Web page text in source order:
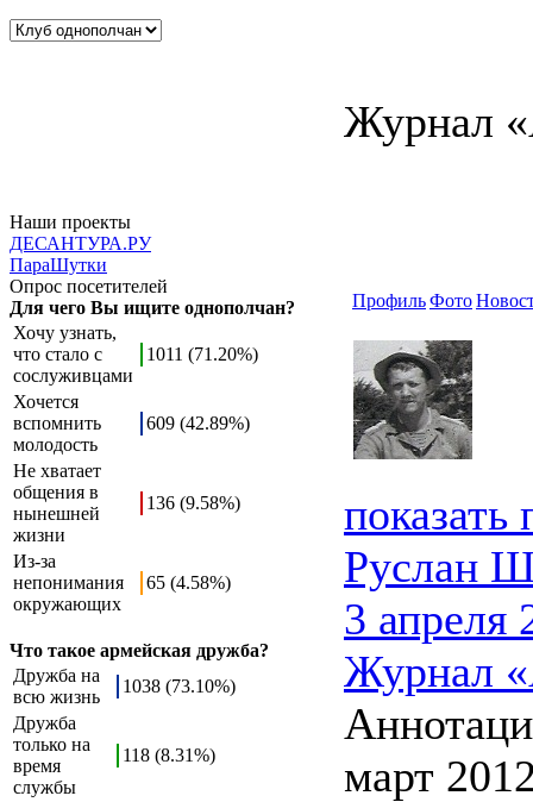
Наши проекты
ДЕСАНТУРА.РУ
ПараШутки
Опрос посетителей
Для чего Вы ищите однополчан?
Хочу узнать,
что стало с
сослуживцами
1011 (71.20%)
Хочется
вспомнить
молодость
609 (42.89%)
Не хватает
общения в
нынешней
жизни
136 (9.58%)
Из-за
непонимания
окружающих
65 (4.58%)
Что такое армейская дружба?
Дружба на
всю жизнь
1038 (73.10%)
Дружба
только на
время
службы
118 (8.31%)
Журнал
ПрофильФото
Руслан
3 апреля
Журнал
март